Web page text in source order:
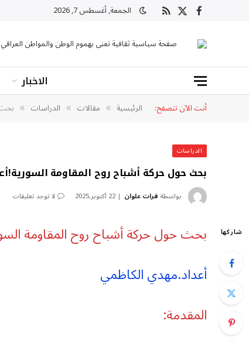
فيسبوك
X
RSS الجمعة, أغسطس 7, 2026
صفحة سياسية ثقافية تعنى بهموم الوطن والمواطن العراقي
الاخبار
أنت الآن تتصفح: الرئيسية » مقالات » الدراسات »
الدراسات
بحث حول حركة أشباح روح المقاومة
بواسطة فرات علوان 22 أكتوبر,2025 لا توجد تعليقات
شاركها
بحث حول حركة أشباح روح المقاومة
أعداد.مهدي الكاظمي
المقدمة: